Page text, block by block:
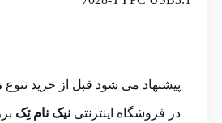
پیشنهاد می شود قبل از خرید تنوع
در فروشگاه اینترنتینیک نام تِک